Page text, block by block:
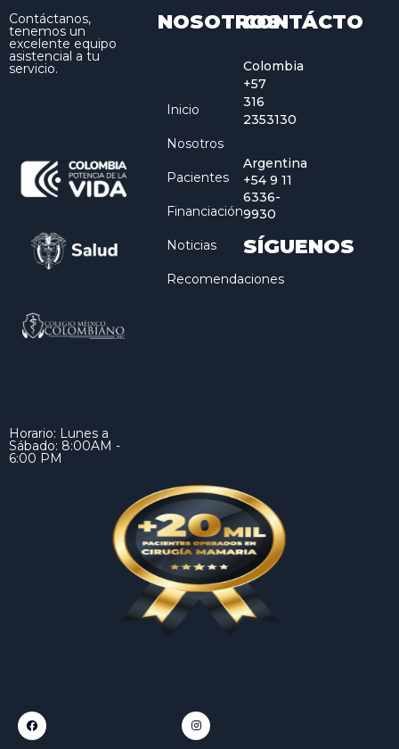
Contáctanos,
tenemos un
excelente equipo
asistencial a tu
servicio.
Horario: Lunes a
Sábado: 8:00AM -
6:00 PM
NOSOTROS
Inicio
Nosotros
Pacientes
Financiación
Noticias
Recomendaciones
CONTÁCTO
Colombia
+57
316
2353130
Argentina
+54 9 11
6336-
9930
SÍGUENOS